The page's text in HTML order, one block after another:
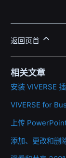
返回页首
相关文章
安装 VIVERSE
VIVERSE for
上传
添加、更改和删